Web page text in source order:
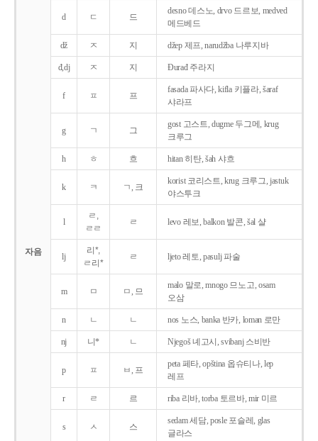
자음
d ㄷ 드
desno 데스노, drvo 드르보, medved
메드베드
dž ㅈ 지 džep 제프, narudžba 나루지바
đ,dj ㅈ 지 Ðurađ 주라지
f ㅍ 프
fasada 파사다, kifla 키플라, šaraf
샤라프
g ㄱ 그
gost 고스트, dugme 두그메, krug
크루그
h ㅎ 흐 hitan 히탄, šah 샤흐
k ㅋ ㄱ, 크
korist 코리스트, krug 크루그, jastuk
야스투크
l
ㄹ,
ㄹㄹ
ㄹ levo 레보, balkon 발콘, šal 샬
lj
리*,
ㄹ리*
ㄹ ljeto 레토, pasulj 파술
m ㅁ ㅁ, 므
malo 말로, mnogo 므노고, osam
오삼
n ㄴ ㄴ nos 노스, banka 반카, loman 로만
nj 니* ㄴ Njegoš 녜고시, svibanj 스비반
p ㅍ ㅂ, 프
peta 페타, opština 옵슈티나, lep
레프
r ㄹ 르 riba 리바, torba 토르바, mir 미르
s ㅅ 스
sedam 세담, posle 포슬레, glas
글라스